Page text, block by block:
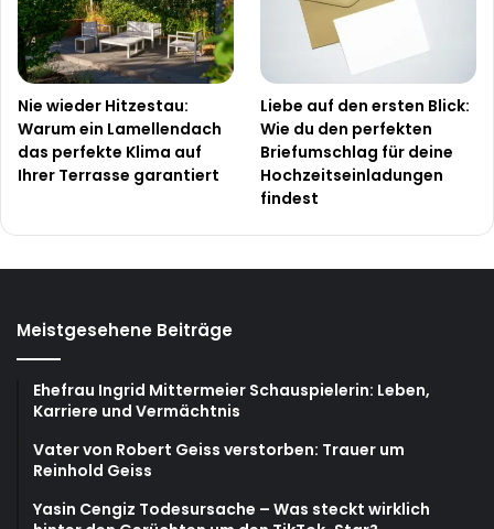
Nie wieder Hitzestau:
Warum ein Lamellendach
das perfekte Klima auf
Ihrer Terrasse garantiert
Liebe auf den ersten Blick:
Wie du den perfekten
Briefumschlag für deine
Hochzeitseinladungen
findest
Meistgesehene Beiträge
Ehefrau Ingrid Mittermeier Schauspielerin: Leben,
Karriere und Vermächtnis
Vater von Robert Geiss verstorben: Trauer um
Reinhold Geiss
Yasin Cengiz Todesursache – Was steckt wirklich